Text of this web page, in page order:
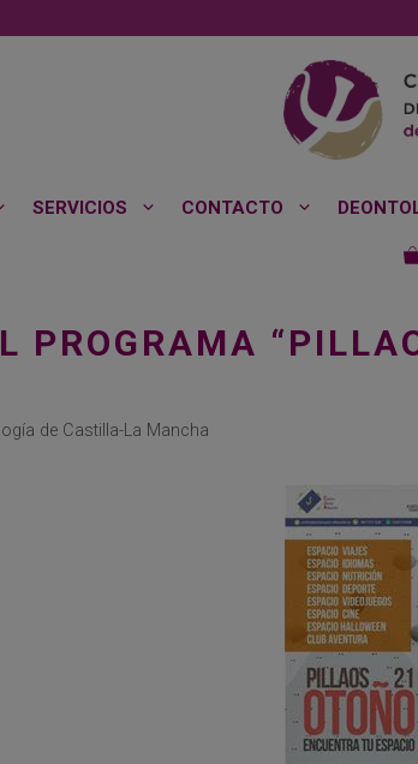
SERVICIOS CONTACTO
PROGRAMA
de Castilla-La Mancha